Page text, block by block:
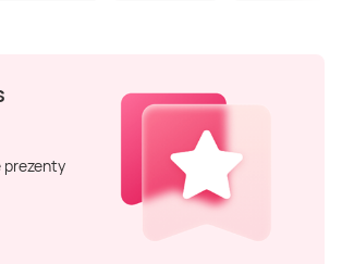
prezenty